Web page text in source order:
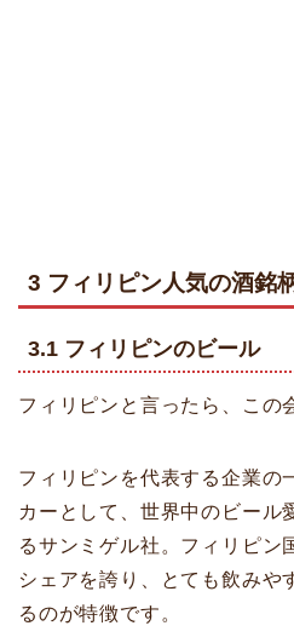
3 フィリピン人気の酒銘
3.1 フィリピンのビール
フィリピンと言ったら、この
フィリピンを代表する企業の
カーとして、世界中のビール
るサンミゲル社。フィリピン
シェアを誇り、とても飲みや
るのが特徴です。